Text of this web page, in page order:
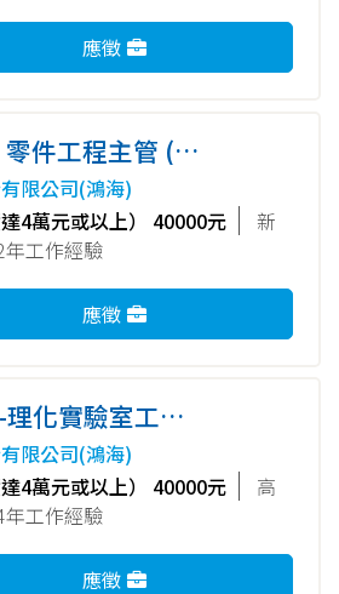
應徵
零件工程主管 (土
限公司(鴻海)
4萬元或以上） 40000元
新
年工作經驗
應徵
化實驗室工程
限公司(鴻海)
4萬元或以上） 40000元
高
年工作經驗
應徵